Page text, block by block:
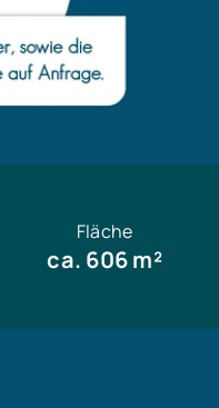
Fläche
ca. 606 m²